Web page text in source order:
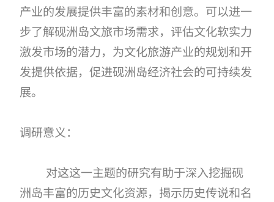
产业的发展提供丰富的素材和创意。可以进一
步了解砚洲岛文旅市场需求，评估文化软实力
激发市场的潜力，为文化旅游产业的规划和开
发提供依据，促进砚洲岛经济社会的可持续发
展。
调研意义：
对这这一主题的研究有助于深入挖掘砚
洲岛丰富的历史文化资源，揭示历史传说和名